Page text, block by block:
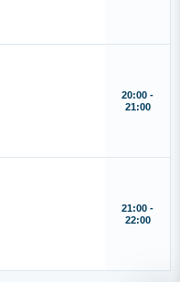
20:00 -
21:00
21:00 -
22:00